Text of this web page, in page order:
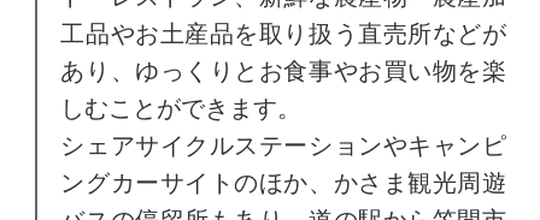
工品やお土産品を取り扱う直売所などが
あり、ゆっくりとお食事やお買い物を楽
しむことができます。
シェアサイクルステーションやキャンピ
ングカーサイトのほか、かさま観光周遊